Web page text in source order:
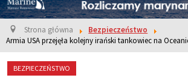
Strona główna
Bezpieczeństwo
Armia USA przejęła kolejny irański tankowiec na
BEZPIECZEŃSTWO